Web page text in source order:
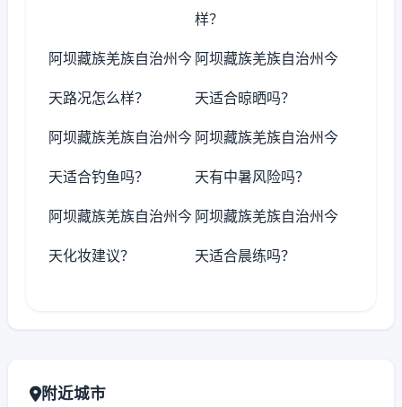
样？
阿坝藏族羌族自治州今
天路况怎么样？
阿坝藏族羌族自治州今
天适合晾晒吗？
阿坝藏族羌族自治州今
天适合钓鱼吗？
阿坝藏族羌族自治州今
天有中暑风险吗？
阿坝藏族羌族自治州今
天化妆建议？
阿坝藏族羌族自治州今
天适合晨练吗？
附近城市